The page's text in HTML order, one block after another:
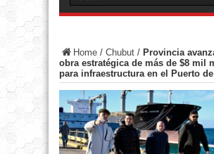
Home / Chubut / Provincia
obra estratégica de más de $8 mil
para infraestructura en el Puerto